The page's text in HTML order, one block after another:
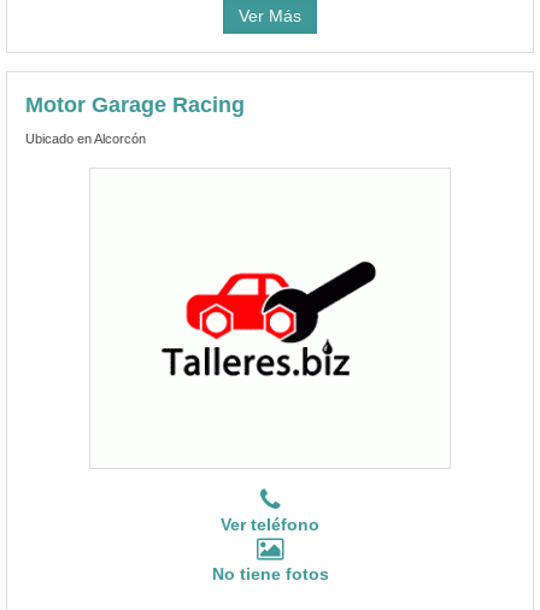
Ver Más
Motor Garage Racing
Ubicado en Alcorcón
Ver teléfono
No tiene fotos